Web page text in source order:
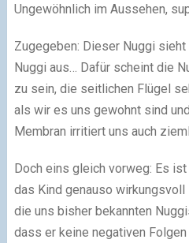
Ungewöhnlich im Aussehen,
Zugegeben: Dieser Nuggi sieht
Nuggi aus… Dafür scheint die
zu sein, die seitlichen Flügel
als wir es uns gewohnt sind
Membran irritiert uns auch
Doch eins gleich vorweg: Es ist
das Kind genauso
die uns bisher bekannten
dass er keine negativen